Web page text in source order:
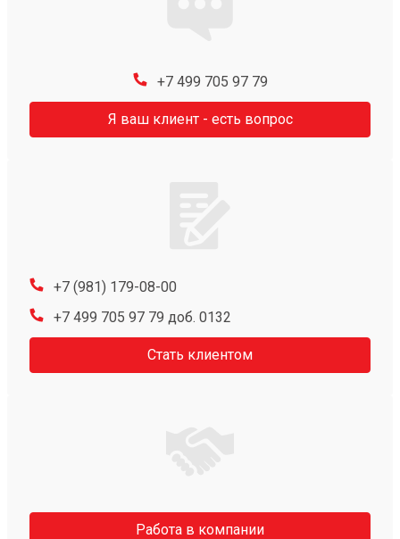
+7 499 705 97 79
Я ваш клиент - есть вопрос
+7 (981) 179-08-00
+7 499 705 97 79 доб. 0132
Стать клиентом
Работа в компании